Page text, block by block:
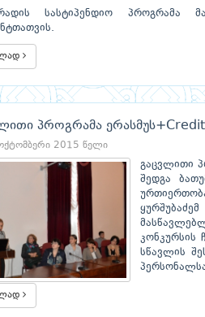
სასტიპენდიო პროგრამა
პროგრამა
2015 წელი
გაცვლითი
შედგა
კონკურსის
სწავლის